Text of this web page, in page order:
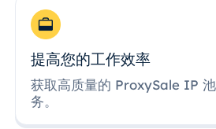
提高您的工作效率
获取高质量的 ProxySale IP
务。